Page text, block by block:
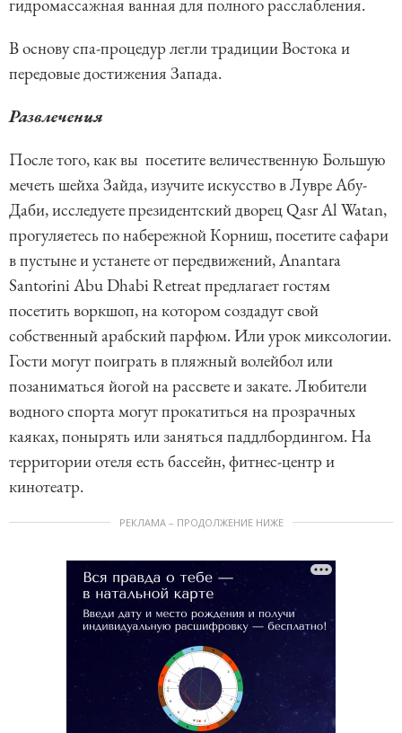
гидромассажная ванная для полного расслабления.
В основу спа-процедур легли традиции Востока и
передовые достижения Запада.
Развлечения
После того, как вы посетите величественную Большую
мечеть шейха Зайда, изучите искусство в Лувре Абу-
Даби, исследуете президентский дворец Qasr Al Watan,
прогуляетесь по набережной Корниш, посетите сафари
в пустыне и устанете от передвижений, Anantara
Santorini Abu Dhabi Retreat предлагает гостям
посетить воркшоп, на котором создадут свой
собственный арабский парфюм. Или урок миксологии.
Гости могут поиграть в пляжный волейбол или
позаниматься йогой на рассвете и закате. Любители
водного спорта могут прокатиться на прозрачных
каяках, понырять или заняться паддлбордингом. На
территории отеля есть бассейн, фитнес-центр и
кинотеатр.
РЕКЛАМА – ПРОДОЛЖЕНИЕ НИЖЕ